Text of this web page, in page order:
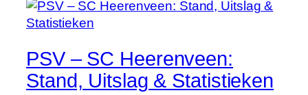
PSV – SC Heerenveen:
Stand, Uitslag & Statistieken